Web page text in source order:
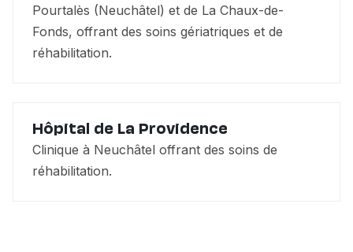
Pourtalès (Neuchâtel) et de La Chaux-de-
Fonds, offrant des soins gériatriques et de
réhabilitation.
Hôpital de La Providence
Clinique à Neuchâtel offrant des soins de
réhabilitation.